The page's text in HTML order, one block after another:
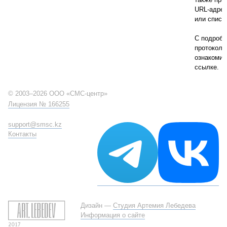
URL-
или
С
ссылке.
© 2003–2026 ООО «СМС-центр»
Лицензия № 166255
support@smsc.kz
Контакты
Дизайн — Студия Артемия Лебедева
Информация о сайте